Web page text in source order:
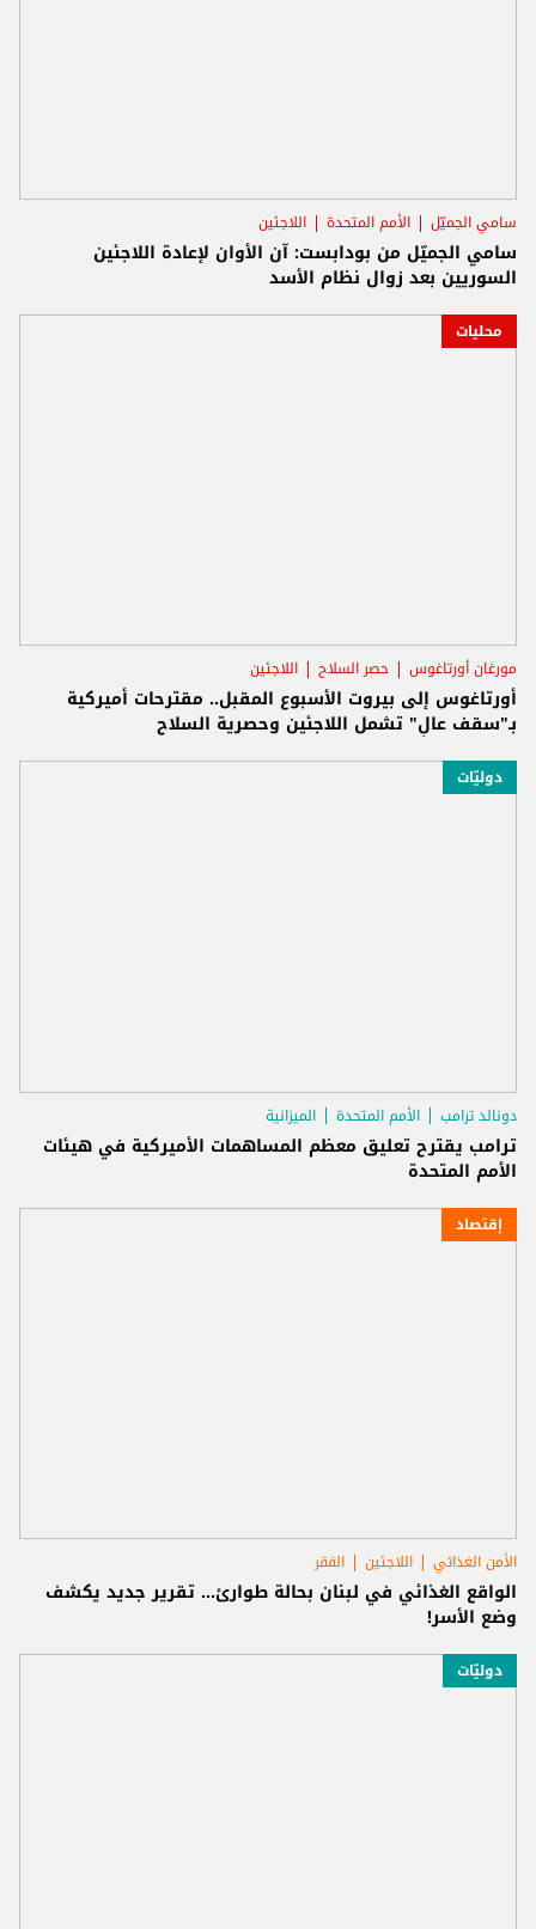
سامي الجميّل الأمم المتحدة اللاجئين
سامي الجميّل من بودابست: آن الأوان لإعادة اللاجئين
السوريين بعد زوال نظام الأسد
محليات
مورغان أورتاغوس حصر السلاح اللاجئين
أورتاغوس إلى بيروت الأسبوع المقبل.. مقترحات أميركية
بـ"سقف عالٍ" تشمل اللاجئين وحصرية السلاح
دوليّات
دونالد ترامب الأمم المتحدة الميزانية
ترامب يقترح تعليق معظم المساهمات الأميركية في هيئات
الأمم المتحدة
إقتصاد
الأمن الغذائي اللاجئين الفقر
الواقع الغذائي في لبنان بحالة طوارئ... تقرير جديد يكشف
وضع الأسر!
دوليّات